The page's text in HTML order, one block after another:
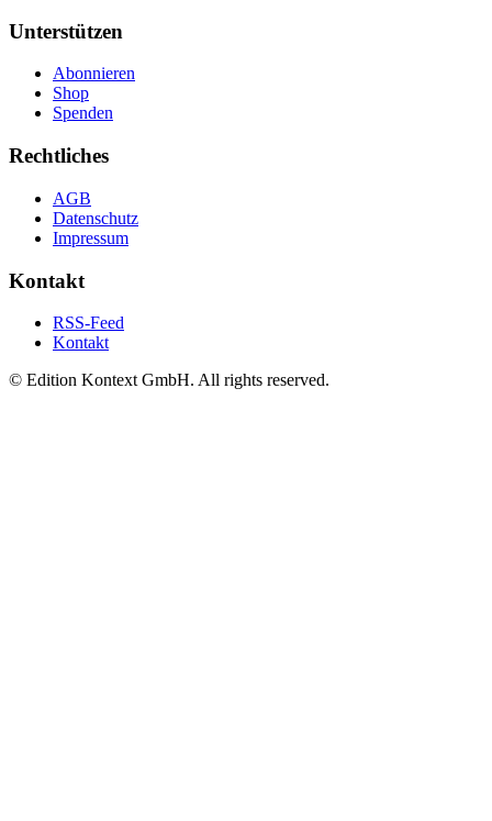
Unterstützen
Abonnieren
Shop
Spenden
Rechtliches
AGB
Datenschutz
Impressum
Kontakt
RSS-Feed
Kontakt
© Edition Kontext GmbH. All rights reserved.